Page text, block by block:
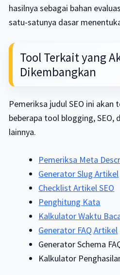
hasilnya sebagai bahan
satu-satunya dasar
Tool Terkait yang
Dikembangkan
Pemeriksa judul SEO ini akan
beberapa tool blogging,
lainnya.
Pemeriksa Meta
Generator Slug Artikel
Checklist Artikel SEO
Penghitung Kata
Kalkulator Waktu
Generator FAQ Artikel
Generator Schema
Kalkulator